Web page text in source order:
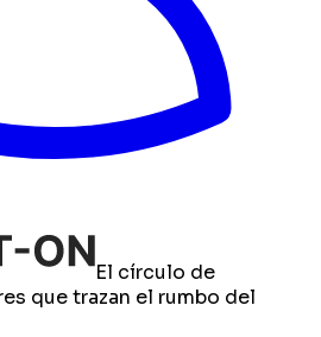
El círculo de
que trazan el rumbo del